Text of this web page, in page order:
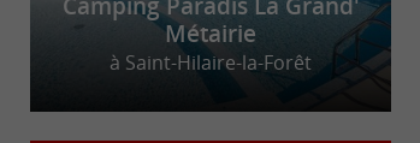
Camping Paradis La Grand'
Métairie
à Saint-Hilaire-la-Forêt